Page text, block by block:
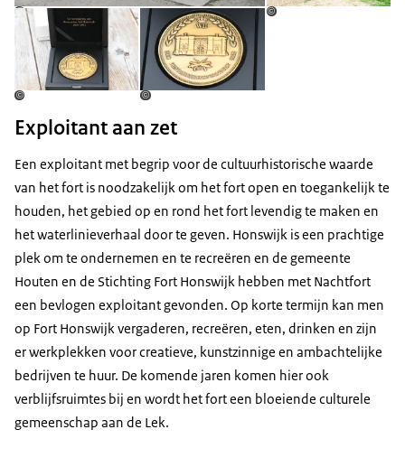
© ©
Open de galerij in vergrote weergave
©
Open de galerij in vergrote
©
Exploitant aan zet
Een exploitant met begrip voor de cultuurhistorische waarde
van het fort is noodzakelijk om het fort open en toegankelijk te
houden, het gebied op en rond het fort levendig te maken en
het waterlinieverhaal door te geven. Honswijk is een prachtige
plek om te ondernemen en te recreëren en de gemeente
Houten en de Stichting Fort Honswijk hebben met Nachtfort
een bevlogen exploitant gevonden. Op korte termijn kan men
op Fort Honswijk vergaderen, recreëren, eten, drinken en zijn
er werkplekken voor creatieve, kunstzinnige en ambachtelijke
bedrijven te huur. De komende jaren komen hier ook
verblijfsruimtes bij en wordt het fort een bloeiende culturele
gemeenschap aan de Lek.